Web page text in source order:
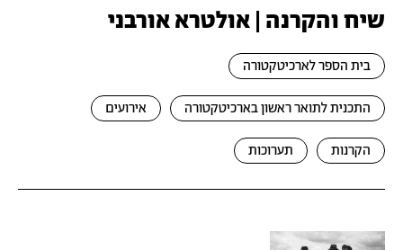
שיח והקרנה | אולטרא אורבני
בית הספר לארכיטקטורה
התכנית לתואר ראשון בארכיטקטורה אירועים
הקרנות תערוכות